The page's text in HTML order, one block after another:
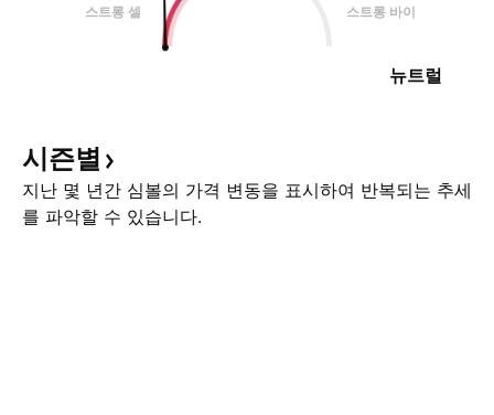
스트롱 셀 스트롱 바이
뉴트럴
시즌별
지난 몇 년간 심볼의 가격 변동을 표시하여 반복되는 추세
를 파악할 수 있습니다.